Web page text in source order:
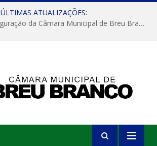
ÚLTIMAS ATUALIZAÇÕES:
Solene de Reinauguração da Câmara Municipal de Breu Branco